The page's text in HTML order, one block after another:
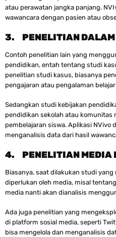
atau perawatan jangka panjang.
wawancara dengan pasien atau
3. PENELITIAN
Contoh penelitian lain yang
pendidikan, entah tentang studi
penelitian studi kasus, biasanya
pengajaran atau pengalaman
Sedangkan studi kebijakan
pendidikan sekolah atau komunitas
pembelajaran siswa. Aplikasi NVivo
menganalisis data dari hasil
4. PENELITIAN MEDIA
Biasanya, saat dilakukan studi
diperlukan oleh media, misal
media nanti akan dianalisis
Ada juga penelitian yang
di platform sosial media, seperti
bisa mengelola dan menganalisis